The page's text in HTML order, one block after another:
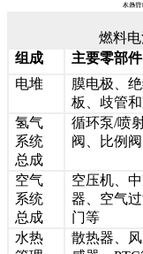
燃料
组成
主要零部件
电堆
膜电极、
板、歧管
氢气
系统
总成
循环泵/喷
阀、比例
空气
系统
总成
空压机、
器、空气
门等
水热
散热器、